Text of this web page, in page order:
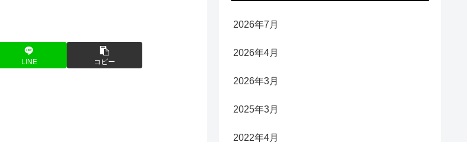
LINE コピー
2026年7月
2026年4月
2026年3月
2025年3月
2022年4月